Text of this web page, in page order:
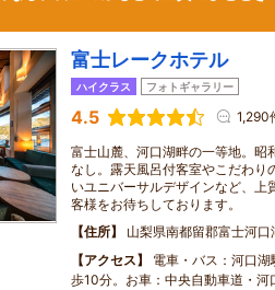
富士レークホテル
ハイクラス フォトギャラリー
4.5 1,290
富士山麓、河口湖畔の一等地。昭
なし。露天風呂付客室やこだわり
いユニバーサルデザインなど、上
客様をお待ちしております。
住所
山梨県南都留郡富士河口
アクセス
電車・バス：河口
歩10分。お車：中央自動車道・河